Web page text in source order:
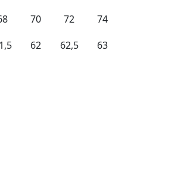
70 72
74
62 62,5 63